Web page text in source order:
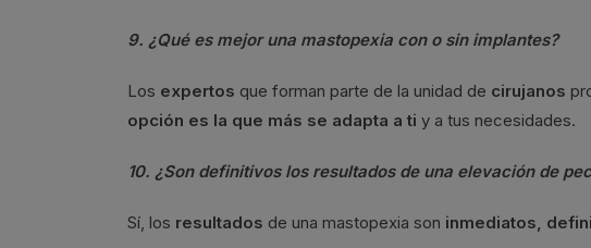
9. ¿Qué es mejor una mastopexia con o sin implantes?
Los expertos que forman parte de la unidad de cirujanos
opción es la que más se adapta a ti y a tus necesidades.
10. ¿Son definitivos los resultados de una elevación de
Sí, los resultados de una mastopexia son inmediatos,